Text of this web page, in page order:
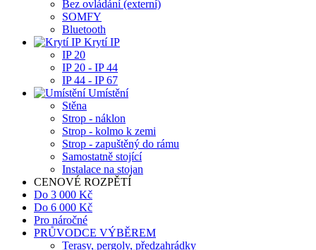
Bez ovládání (externí)
SOMFY
Bluetooth
Krytí IP
IP 20
IP 20 - IP 44
IP 44 - IP 67
Umístění
Stěna
Strop - náklon
Strop - kolmo k zemi
Strop - zapuštěný do rámu
Samostatně stojící
Instalace na stojan
CENOVÉ ROZPĚTÍ
Do 3 000 Kč
Do 6 000 Kč
Pro náročné
PRŮVODCE VÝBĚREM
Terasy, pergoly, předzahrádky